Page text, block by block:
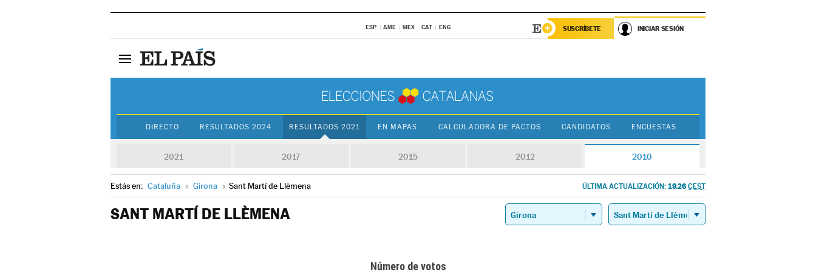
ESP AME MEX CAT ENG SUSCRÍBETE INICIAR SESIÓN
DIRECTO RESULTADOS 2024 RESULTADOS 2021 EN MAPAS CALCULADORA DE PACTOS CANDIDATOS ENCUESTAS
2021 2017 2015 2012 2010
Estás en: Cataluña » Girona » Sant Martí de Llèmena ÚLTIMA ACTUALIZACIÓN: 19.26 CEST
SANT MARTÍ DE LLÈMENA
Número de votos